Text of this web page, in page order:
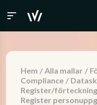
Hem / Alla mallar /
Compliance /
Register/förteckning
Register